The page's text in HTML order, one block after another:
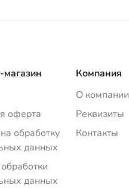
магазин
оферта
обработку
данных
данных
Компания
О компании
Реквизиты
Контакты